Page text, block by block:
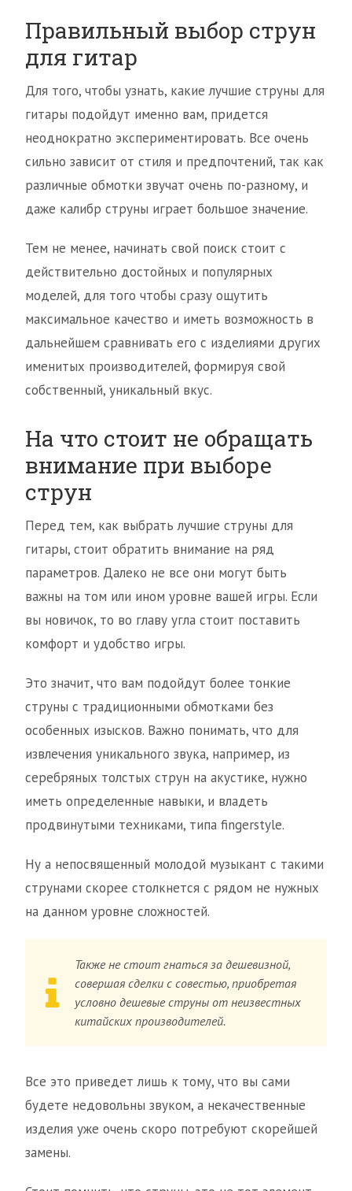
Правильный выбор струн
для гитар
Для того, чтобы узнать, какие лучшие струны для
гитары подойдут именно вам, придется
неоднократно экспериментировать. Все очень
сильно зависит от стиля и предпочтений, так как
различные обмотки звучат очень по-разному, и
даже калибр струны играет большое значение.
Тем не менее, начинать свой поиск стоит с
действительно достойных и популярных
моделей, для того чтобы сразу ощутить
максимальное качество и иметь возможность в
дальнейшем сравнивать его с изделиями других
именитых производителей, формируя свой
собственный, уникальный вкус.
На что стоит не обращать
внимание при выборе
струн
Перед тем, как выбрать лучшие струны для
гитары, стоит обратить внимание на ряд
параметров. Далеко не все они могут быть
важны на том или ином уровне вашей игры. Если
вы новичок, то во главу угла стоит поставить
комфорт и удобство игры.
Это значит, что вам подойдут более тонкие
струны с традиционными обмотками без
особенных изысков. Важно понимать, что для
извлечения уникального звука, например, из
серебряных толстых струн на акустике, нужно
иметь определенные навыки, и владеть
продвинутыми техниками, типа fingerstyle.
Ну а непосвященный молодой музыкант с такими
струнами скорее столкнется с рядом не нужных
на данном уровне сложностей.
Также не стоит гнаться за дешевизной,
совершая сделки с совестью, приобретая
условно дешевые струны от неизвестных
китайских производителей.
Все это приведет лишь к тому, что вы сами
будете недовольны звуком, а некачественные
изделия уже очень скоро потребуют скорейшей
замены.